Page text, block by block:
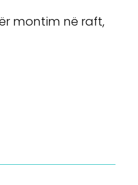
montim në raft,